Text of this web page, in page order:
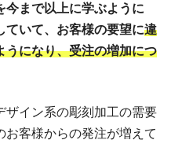
今まで以上に学ぶように
ていて、お客様の要望に違
うになり、受注の増加につ
ザイン系の彫刻加工の需要
お客様からの発注が増えて